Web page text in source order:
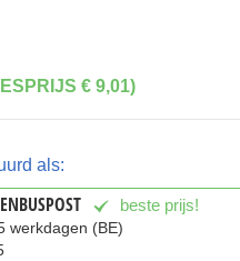
€ 9,01)
als:
beste prijs!
werkdagen (BE)